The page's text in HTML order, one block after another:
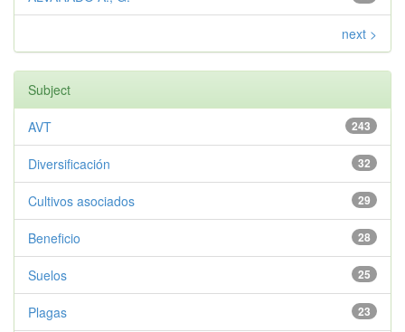
next >
Subject
243
AVT
32
Diversificación
29
Cultivos asociados
28
Beneficio
25
Suelos
23
Plagas